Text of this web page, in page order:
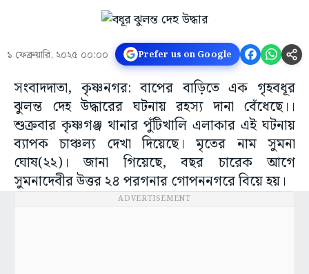
১ ফেব্রুয়ারি, ২০২৫ ০০:০০ Prefer us on Google
সংবাদদাতা, কৃষ্ণনগর: বাপের বাড়িতে এক গৃহবধূর
ঝুলন্ত দেহ উদ্ধারের ঘটনায় রহস্য দানা বেঁধেছে।।
শুক্রবার কৃষ্ণগঞ্জ থানার পুঁটিখালি এলাকার এই ঘটনায়
ব্যাপক চাঞ্চল্য দেখা দিয়েছে। মৃতের নাম সুমনা
ঘোষ(২২)। জানা গিয়েছে, বছর চারেক আগে
সুমনাদেবীর উত্তর ২৪ পরগনার গোপননগরে বিয়ে হয়।
ADVERTISEMENT